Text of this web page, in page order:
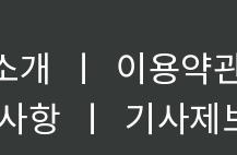
개 ㅣ
이용약
항
ㅣ
기사제